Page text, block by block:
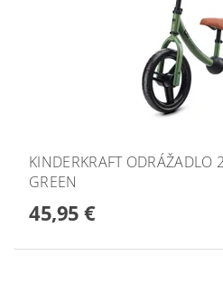
KINDERKRAFT ODRÁŽADLO
GREEN
45,95 €